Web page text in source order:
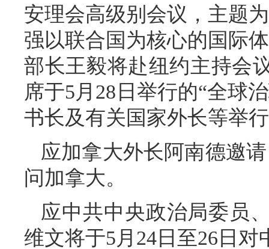
安理会高级别会议，主题
强以联合国为核心的国际
部长王毅将赴纽约主持会
席于5月28日举行的“全球
书长及有关国家外长等举
应加拿大外长阿南德邀
问加拿大。
应中共中央政治局委员
维文将于5月24日至26日